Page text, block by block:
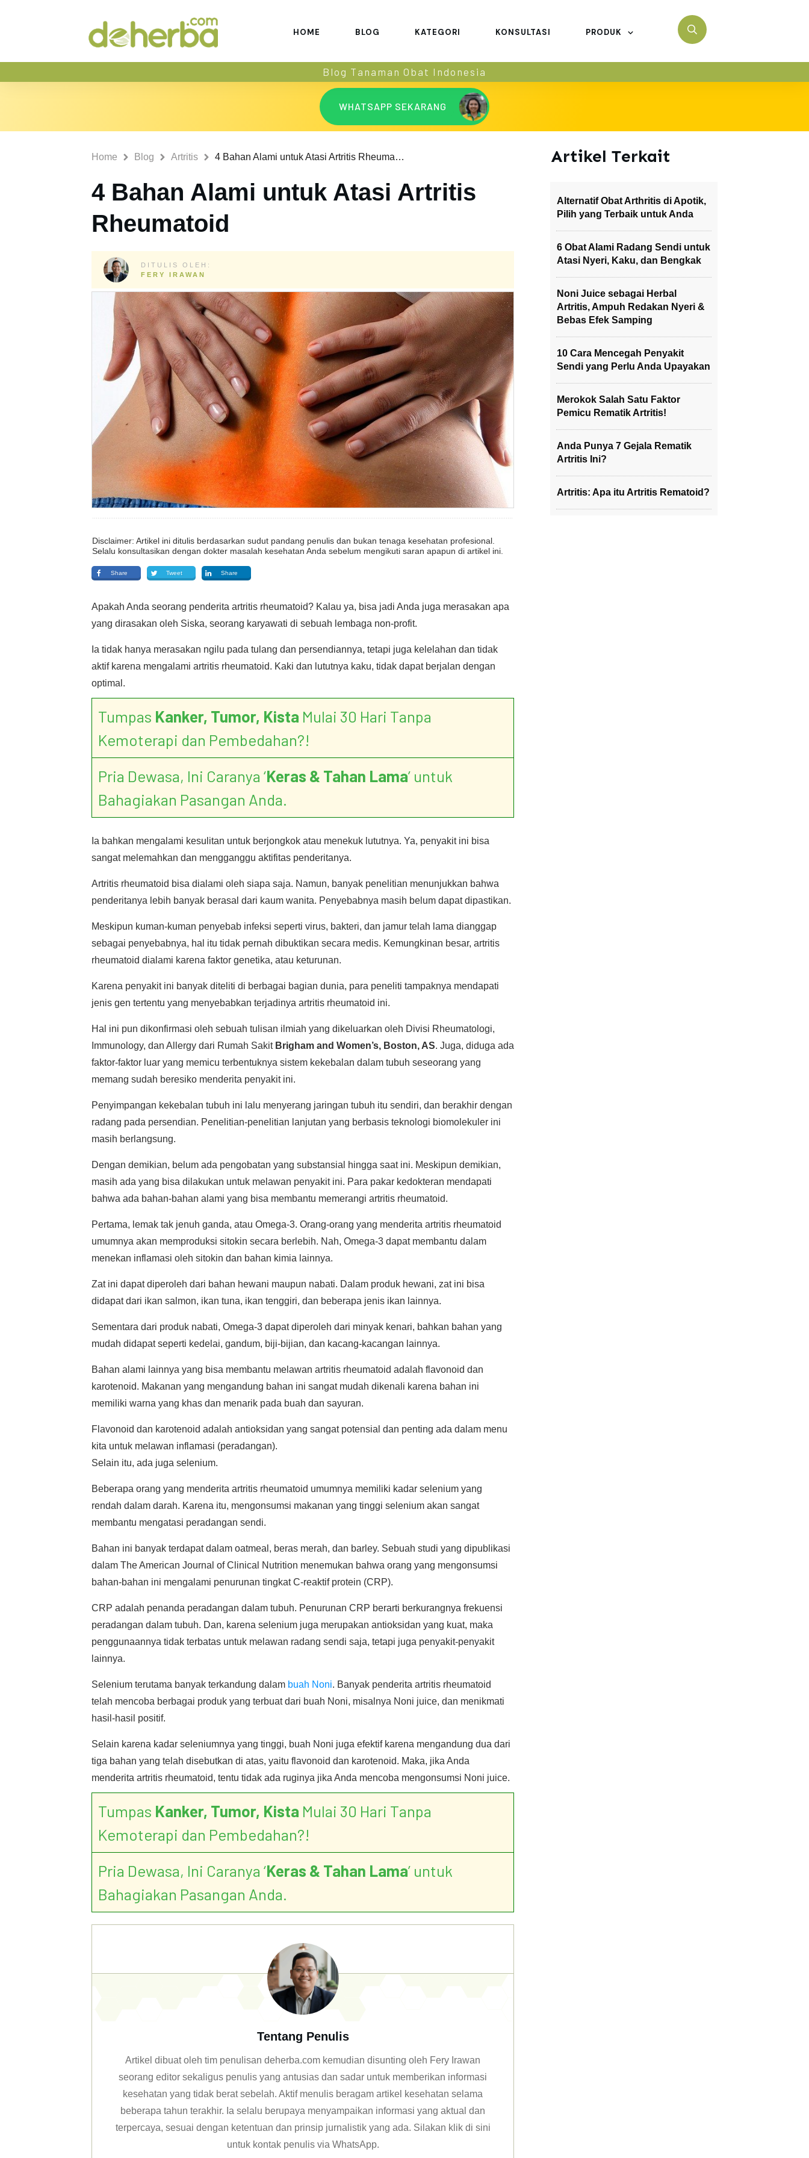
HOME BLOG KATEGORI KONSULTASI PRODUK
Blog Tanaman Obat Indonesia
WHATSAPP SEKARANG
Home Blog Artritis 4 Bahan Alami untuk Atasi Artritis Rheumatoid
4 Bahan Alami untuk Atasi Artritis
Rheumatoid
DITULIS OLEH:
FERY IRAWAN
Disclaimer: Artikel ini ditulis berdasarkan sudut pandang penulis dan bukan tenaga kesehatan profesional.
Selalu konsultasikan dengan dokter masalah kesehatan Anda sebelum mengikuti saran apapun di artikel ini.
Share Tweet Share
Apakah Anda seorang penderita artritis rheumatoid? Kalau ya, bisa jadi Anda juga merasakan apa
yang dirasakan oleh Siska, seorang karyawati di sebuah lembaga non-profit.
Ia tidak hanya merasakan ngilu pada tulang dan persendiannya, tetapi juga kelelahan dan tidak
aktif karena mengalami artritis rheumatoid. Kaki dan lututnya kaku, tidak dapat berjalan dengan
optimal.
Tumpas Kanker, Tumor, Kista Mulai 30 Hari Tanpa
Kemoterapi dan Pembedahan?!
Pria Dewasa, Ini Caranya ‘Keras & Tahan Lama’ untuk
Bahagiakan Pasangan Anda.
Ia bahkan mengalami kesulitan untuk berjongkok atau menekuk lututnya. Ya, penyakit ini bisa
sangat melemahkan dan mengganggu aktifitas penderitanya.
Artritis rheumatoid bisa dialami oleh siapa saja. Namun, banyak penelitian menunjukkan bahwa
penderitanya lebih banyak berasal dari kaum wanita. Penyebabnya masih belum dapat dipastikan.
Meskipun kuman-kuman penyebab infeksi seperti virus, bakteri, dan jamur telah lama dianggap
sebagai penyebabnya, hal itu tidak pernah dibuktikan secara medis. Kemungkinan besar, artritis
rheumatoid dialami karena faktor genetika, atau keturunan.
Karena penyakit ini banyak diteliti di berbagai bagian dunia, para peneliti tampaknya mendapati
jenis gen tertentu yang menyebabkan terjadinya artritis rheumatoid ini.
Hal ini pun dikonfirmasi oleh sebuah tulisan ilmiah yang dikeluarkan oleh Divisi Rheumatologi,
Immunology, dan Allergy dari Rumah Sakit Brigham and Women’s, Boston, AS. Juga, diduga ada
faktor-faktor luar yang memicu terbentuknya sistem kekebalan dalam tubuh seseorang yang
memang sudah beresiko menderita penyakit ini.
Penyimpangan kekebalan tubuh ini lalu menyerang jaringan tubuh itu sendiri, dan berakhir dengan
radang pada persendian. Penelitian-penelitian lanjutan yang berbasis teknologi biomolekuler ini
masih berlangsung.
Dengan demikian, belum ada pengobatan yang substansial hingga saat ini. Meskipun demikian,
masih ada yang bisa dilakukan untuk melawan penyakit ini. Para pakar kedokteran mendapati
bahwa ada bahan-bahan alami yang bisa membantu memerangi artritis rheumatoid.
Pertama, lemak tak jenuh ganda, atau Omega-3. Orang-orang yang menderita artritis rheumatoid
umumnya akan memproduksi sitokin secara berlebih. Nah, Omega-3 dapat membantu dalam
menekan inflamasi oleh sitokin dan bahan kimia lainnya.
Zat ini dapat diperoleh dari bahan hewani maupun nabati. Dalam produk hewani, zat ini bisa
didapat dari ikan salmon, ikan tuna, ikan tenggiri, dan beberapa jenis ikan lainnya.
Sementara dari produk nabati, Omega-3 dapat diperoleh dari minyak kenari, bahkan bahan yang
mudah didapat seperti kedelai, gandum, biji-bijian, dan kacang-kacangan lainnya.
Bahan alami lainnya yang bisa membantu melawan artritis rheumatoid adalah flavonoid dan
karotenoid. Makanan yang mengandung bahan ini sangat mudah dikenali karena bahan ini
memiliki warna yang khas dan menarik pada buah dan sayuran.
Flavonoid dan karotenoid adalah antioksidan yang sangat potensial dan penting ada dalam menu
kita untuk melawan inflamasi (peradangan).
Selain itu, ada juga selenium.
Beberapa orang yang menderita artritis rheumatoid umumnya memiliki kadar selenium yang
rendah dalam darah. Karena itu, mengonsumsi makanan yang tinggi selenium akan sangat
membantu mengatasi peradangan sendi.
Bahan ini banyak terdapat dalam oatmeal, beras merah, dan barley. Sebuah studi yang dipublikasi
dalam The American Journal of Clinical Nutrition menemukan bahwa orang yang mengonsumsi
bahan-bahan ini mengalami penurunan tingkat C-reaktif protein (CRP).
CRP adalah penanda peradangan dalam tubuh. Penurunan CRP berarti berkurangnya frekuensi
peradangan dalam tubuh. Dan, karena selenium juga merupakan antioksidan yang kuat, maka
penggunaannya tidak terbatas untuk melawan radang sendi saja, tetapi juga penyakit-penyakit
lainnya.
Selenium terutama banyak terkandung dalam buah Noni. Banyak penderita artritis rheumatoid
telah mencoba berbagai produk yang terbuat dari buah Noni, misalnya Noni juice, dan menikmati
hasil-hasil positif.
Selain karena kadar seleniumnya yang tinggi, buah Noni juga efektif karena mengandung dua dari
tiga bahan yang telah disebutkan di atas, yaitu flavonoid dan karotenoid. Maka, jika Anda
menderita artritis rheumatoid, tentu tidak ada ruginya jika Anda mencoba mengonsumsi Noni juice.
Tumpas Kanker, Tumor, Kista Mulai 30 Hari Tanpa
Kemoterapi dan Pembedahan?!
Pria Dewasa, Ini Caranya ‘Keras & Tahan Lama’ untuk
Bahagiakan Pasangan Anda.
Tentang Penulis
Artikel dibuat oleh tim penulisan deherba.com kemudian disunting oleh Fery Irawan
seorang editor sekaligus penulis yang antusias dan sadar untuk memberikan informasi
kesehatan yang tidak berat sebelah. Aktif menulis beragam artikel kesehatan selama
beberapa tahun terakhir. Ia selalu berupaya menyampaikan informasi yang aktual dan
terpercaya, sesuai dengan ketentuan dan prinsip jurnalistik yang ada. Silakan klik di sini
untuk kontak penulis via WhatsApp.
Artikel Terkait
Alternatif Obat Arthritis di Apotik,
Pilih yang Terbaik untuk Anda
6 Obat Alami Radang Sendi untuk
Atasi Nyeri, Kaku, dan Bengkak
Noni Juice sebagai Herbal
Artritis, Ampuh Redakan Nyeri &
Bebas Efek Samping
10 Cara Mencegah Penyakit
Sendi yang Perlu Anda Upayakan
Merokok Salah Satu Faktor
Pemicu Rematik Artritis!
Anda Punya 7 Gejala Rematik
Artritis Ini?
Artritis: Apa itu Artritis Rematoid?